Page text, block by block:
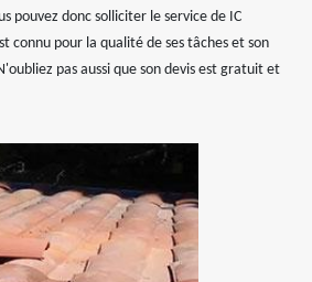
pouvez donc solliciter le service de IC
connu pour la qualité de ses tâches et son
pas aussi que son devis est gratuit et